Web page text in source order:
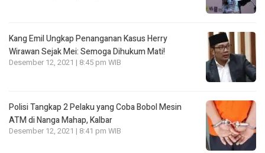
Kang Emil Ungkap Penanganan Kasus Herry
Wirawan Sejak Mei: Semoga Dihukum Mati!
Desember 12, 2021 | 8:45 pm WIB
Polisi Tangkap 2 Pelaku yang Coba Bobol Mesin
ATM di Nanga Mahap, Kalbar
Desember 12, 2021 | 8:41 pm WIB